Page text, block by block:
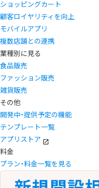
ショッピングカート
顧客ロイヤリティを向上
モバイルアプリ
複数店舗との連携
業種別に見る
食品販売
ファッション販売
雑貨販売
その他
開発中・提供予定の機能
テンプレート一覧
アプリストア
料金
プラン・料金一覧を見る